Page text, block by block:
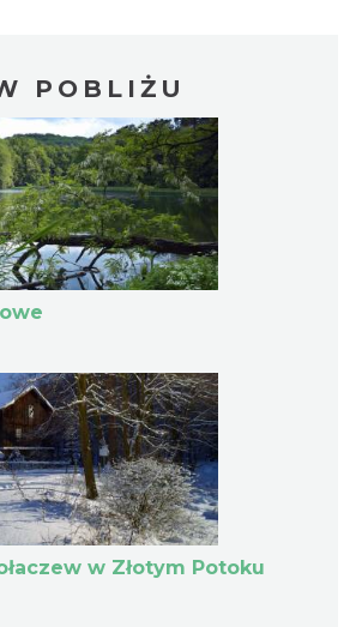
POBLIŻU
w Złotym Potoku